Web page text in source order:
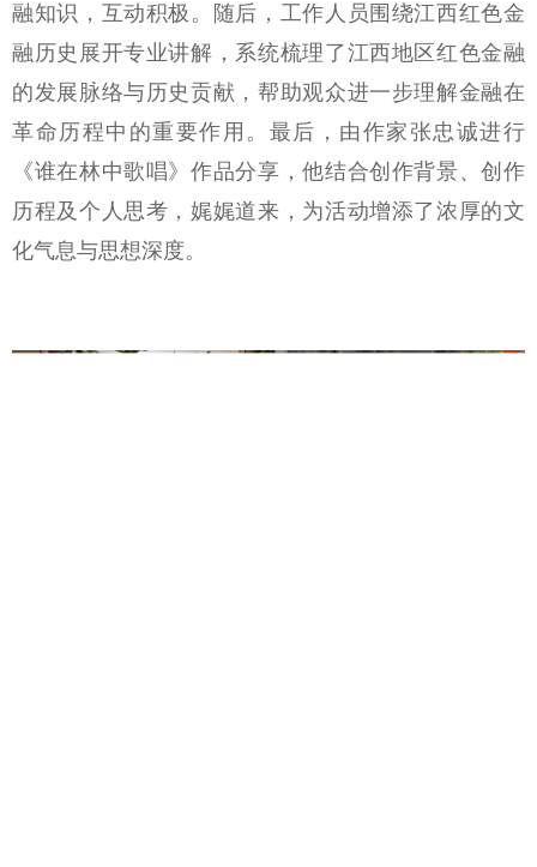
融知识，互动积极。随后，工作人员围绕江西红色金
融历史展开专业讲解，系统梳理了江西地区红色金融
的发展脉络与历史贡献，帮助观众进一步理解金融在
革命历程中的重要作用。最后，由作家张忠诚进行
《谁在林中歌唱》作品分享，他结合创作背景、创作
历程及个人思考，娓娓道来，为活动增添了浓厚的文
化气息与思想深度。